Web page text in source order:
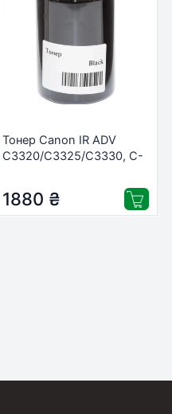
Тонер Canon IR ADV
C3320/C3325/C3330, С-
(3203833)
1880 ₴